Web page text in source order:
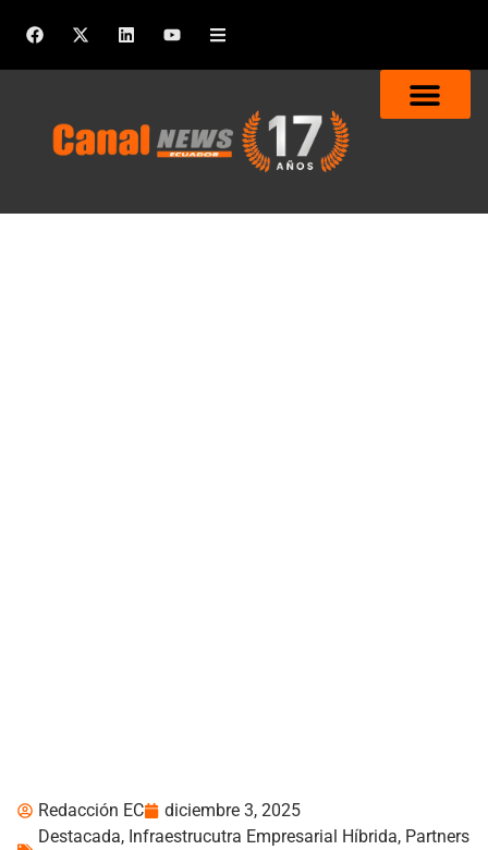
Redacción EC
diciembre 3, 2025
Destacada, Infraestrucutra Empresarial Híbrida, Partners